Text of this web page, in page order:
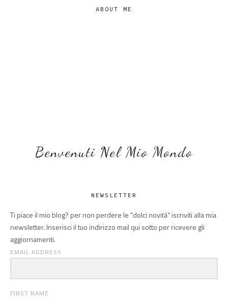
ABOUT ME
Benvenuti Nel Mio Mondo
NEWSLETTER
Ti piace il mio blog? per non perdere le "dolci novità" iscriviti alla mia
newsletter. Inserisci il tuo indirizzo mail qui sotto per ricevere gli
aggiornamenti.
EMAIL ADDRESS
FIRST NAME